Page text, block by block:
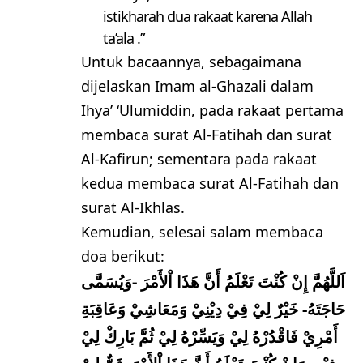
istikharah dua rakaat karena Allah
ta’ala .”
Untuk bacaannya, sebagaimana
dijelaskan Imam al-Ghazali dalam
Ihya’ ‘Ulumiddin, pada rakaat pertama
membaca surat Al-Fatihah dan surat
Al-Kafirun; sementara pada rakaat
kedua membaca surat Al-Fatihah dan
surat Al-Ikhlas.
Kemudian, selesai salam membaca
doa berikut:
اَللَّهُمَّ إِنْ كُنْتَ تَعْلَمُ أَنَّ هَذَا اْلأَمْرَ -وَيُسَمَّى
حَاجَتَهُ- خَيْرٌ لِيْ فِيْ دِيْنِيْ وَمَعَاشِيْ وَعَاقِبَةِ
أَمْرِيْ فَاقْدُرْهُ لِيْ وَيَسِّرْهُ لِيْ ثُمَّ بَارِكْ لِيْ